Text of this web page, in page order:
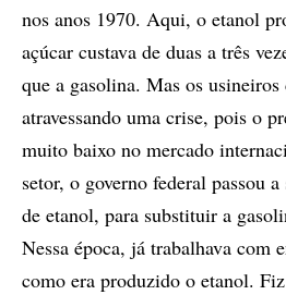
nos anos 1970. Aqui, o etanol
açúcar custava de duas a três
que a gasolina. Mas os usineiros
atravessando uma crise, pois o
muito baixo no mercado
setor, o governo federal passou
de etanol, para substituir a
Nessa época, já trabalhava com
como era produzido o etanol.